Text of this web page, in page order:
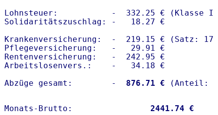
Lohnsteuer:           -  332.25 € (Klasse I)
Solidaritätszuschlag: -   18.27 €
Krankenversicherung:  -  219.15 € (Satz:
Pflegeversicherung:   -   29.91 €
Rentenversicherung:   -  242.95 €
Arbeitslosenvers.:    -   34.18 €
Abzüge gesamt:        -
  876.71 €
Monats-Brutto: 2441.74 €